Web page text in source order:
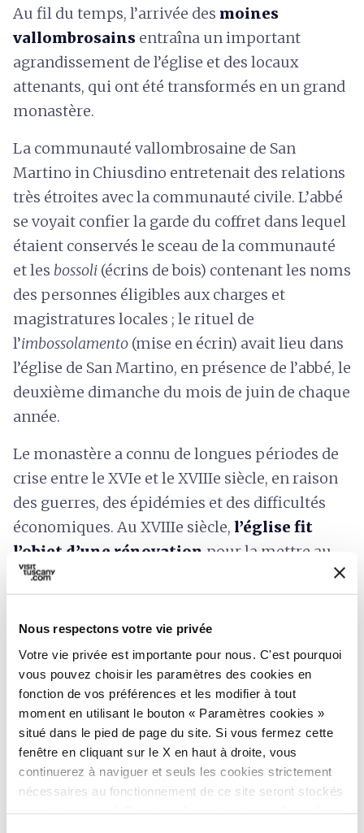
Nous respectons votre vie privée
Votre vie privée est importante pour nous. C'est pourquoi
vous pouvez choisir les paramètres des cookies en
fonction de vos préférences et les modifier à tout
moment en utilisant le bouton « Paramètres cookies »
situé dans le pied de page du site. Si vous fermez cette
fenêtre en cliquant sur le X en haut à droite, vous
continuerez à naviguer et seuls les cookies strictement
nécessaires au fonctionnement de ce site seront stockés
Au fil du temps, l’arrivée des moines
vallombrosains entraîna un important
agrandissement de l’église et des locaux
attenants, qui ont été transformés en un grand
monastère.
La communauté vallombrosaine de San
Martino in Chiusdino entretenait des relations
très étroites avec la communauté civile. L’abbé
se voyait confier la garde du coffret dans lequel
étaient conservés le sceau de la communauté
et les bossoli (écrins de bois) contenant les noms
des personnes éligibles aux charges et
magistratures locales ; le rituel de
l’imbossolamento (mise en écrin) avait lieu dans
l’église de San Martino, en présence de l’abbé, le
deuxième dimanche du mois de juin de chaque
année.
Le monastère a connu de longues périodes de
crise entre le XVIe et le XVIIIe siècle, en raison
des guerres, des épidémies et des difficultés
économiques. Au XVIIIe siècle, l’église fit
l’objet d’une rénovation pour la mettre au
goût du jour, avec l’ajout de décorations
murales en stuc qui lui ont donné l’aspect
somptueux qu’elle a conservé jusque dans les
années 1970.
En 1785, par décret du Grand Duc de Toscane
Pietro Leopoldo de Lorraine, l’abbaye de San
Martino di Chiusdino fut supprimée, les
religieux transférés au monastère de San
Vigilio à Sienne et la paroisse incorporée à la